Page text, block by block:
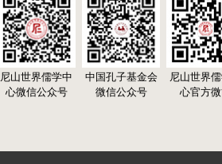
尼山世界儒学中
心微信公众号
中国孔子基金会
微信公众号
尼山世界
心官方